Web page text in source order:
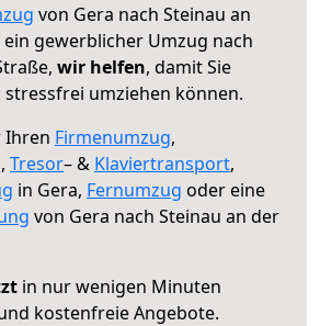
von Gera nach Steinau an
gewerblicher Umzug nach
wir helfen, damit Sie
umziehen können.
Ihren Firmenumzug,
, Tresor– & Klaviertransport,
in Gera, Fernumzug oder eine
von Gera nach Steinau an der
in nur wenigen Minuten
kostenfreie Angebote.